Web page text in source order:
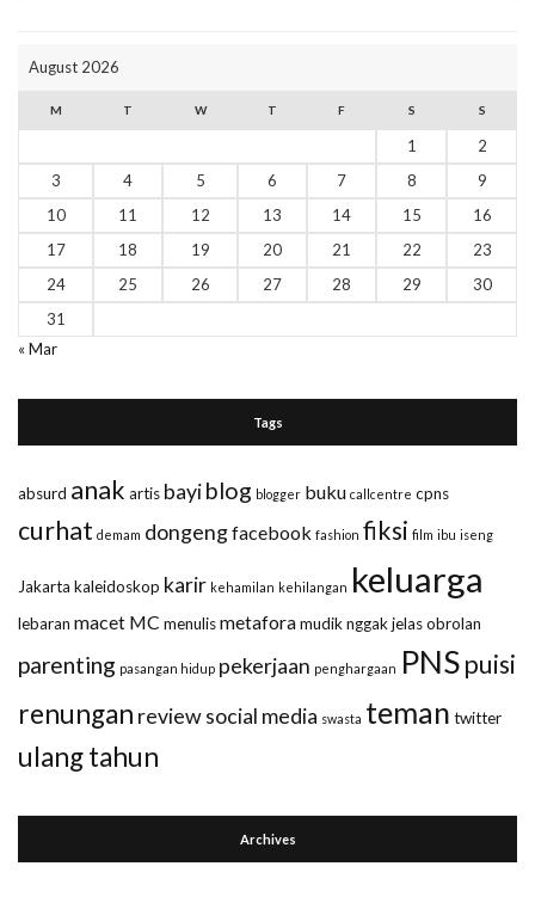
August 2026
M T W T F S S
1
2
3
4 5 6 7 8
9
10
11 12 13 14 15
16
17
18 19 20 21 22
23
24
25 26 27 28 29
30
31
« Mar
Tags
absurd anak artis bayiblog blogger buku callcentre cpns
curhat demam dongengfacebook fashion fiksi film ibu iseng
Jakarta kaleidoskop karir kehamilan kehilangan keluarga
lebaran macet MC menulismetaforamudiknggak jelasobrolan
parenting pasangan hidup pekerjaan penghargaan PNSpuisi
renungan reviewsocial media swasta teman twitter
ulang tahun
Archives